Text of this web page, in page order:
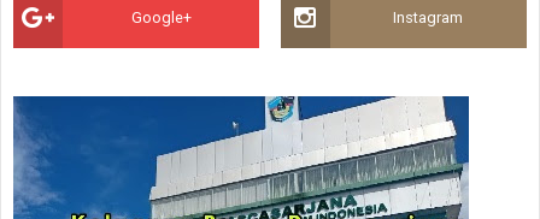
Google+ Instagram